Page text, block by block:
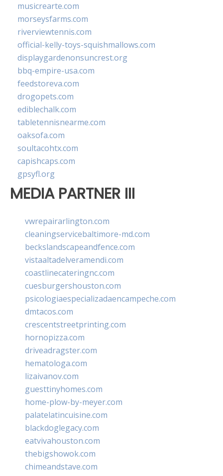
musicrearte.com
morseysfarms.com
riverviewtennis.com
official-kelly-toys-squishmallows.com
displaygardenonsuncrest.org
bbq-empire-usa.com
feedstoreva.com
drogopets.com
ediblechalk.com
tabletennisnearme.com
oaksofa.com
soultacohtx.com
capishcaps.com
gpsyfl.org
MEDIA PARTNER III
vwrepairarlington.com
cleaningservicebaltimore-md.com
beckslandscapeandfence.com
vistaaltadelveramendi.com
coastlinecateringnc.com
cuesburgershouston.com
psicologiaespecializadaencampeche.com
dmtacos.com
crescentstreetprinting.com
hornopizza.com
driveadragster.com
hematologa.com
lizaivanov.com
guesttinyhomes.com
home-plow-by-meyer.com
palatelatincuisine.com
blackdoglegacy.com
eatvivahouston.com
thebigshowok.com
chimeandstave.com